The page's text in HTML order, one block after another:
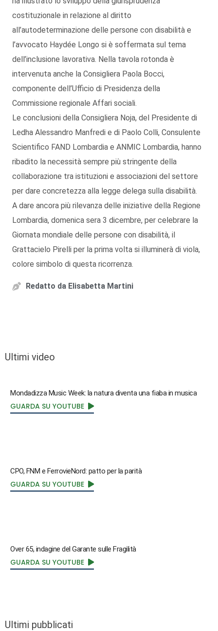
costituzionale in relazione al diritto
all’autodeterminazione delle persone con disabilità e
l’avvocato Haydée Longo si è soffermata sul tema
dell’inclusione lavorativa. Nella tavola rotonda è
intervenuta anche la Consigliera Paola Bocci,
componente dell’Ufficio di Presidenza della
Commissione regionale Affari sociali.
Le conclusioni della Consigliera Noja, del Presidente di
Ledha Alessandro Manfredi e di Paolo Colli, Consulente
Scientifico FAND Lombardia e ANMIC Lombardia, hanno
ribadito la necessità sempre più stringente della
collaborazione tra istituzioni e associazioni del settore
per dare concretezza alla legge delega sulla disabilità.
A dare ancora più rilevanza delle iniziative della Regione
Lombardia, domenica sera 3 dicembre, per celebrare la
Giornata mondiale delle persone con disabilità, il
Grattacielo Pirelli per la prima volta si illuminerà di viola,
colore simbolo di questa ricorrenza.
Redatto da Elisabetta Martini
Ultimi video
Mondadizza Music Week: la natura diventa una fiaba in musica
GUARDA SU YOUTUBE
CPO, FNM e FerrovieNord: patto per la parità
GUARDA SU YOUTUBE
Over 65, indagine del Garante sulle Fragilità
GUARDA SU YOUTUBE
Ultimi pubblicati